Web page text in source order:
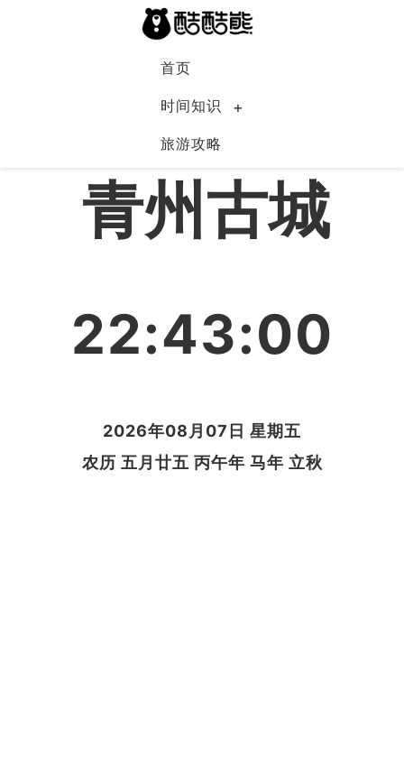
首页
时间知识
旅游攻略
中国
青州古城
22:43:01
2026年08月07日 星期五
农历 五月廿五 丙午年 马年 立秋